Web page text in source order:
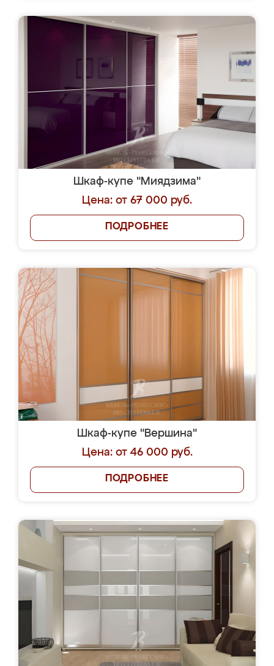
Шкаф-купе "Миядзима"
Цена: от 67 000 руб.
ПОДРОБНЕЕ
Шкаф-купе "Вершина"
Цена: от 46 000 руб.
ПОДРОБНЕЕ